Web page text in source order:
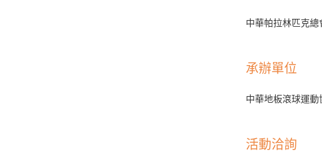
中華帕拉林匹克總
承辦單位
中華地板滾球運動
活動洽詢